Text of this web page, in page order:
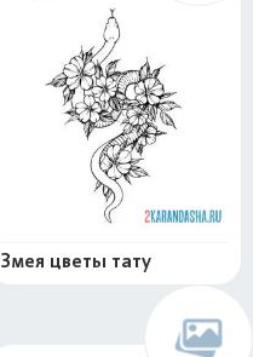
Змея цветы тату